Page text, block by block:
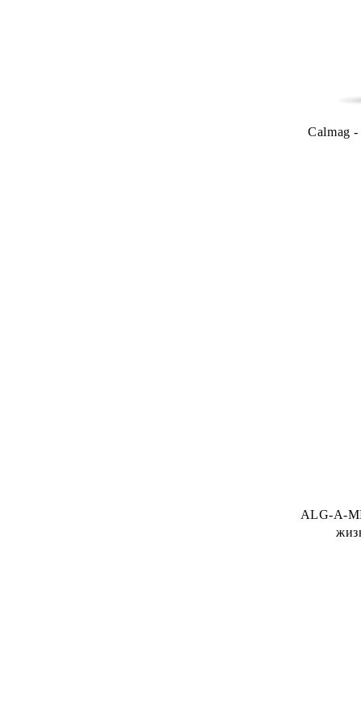
Calmag
ALG-A-